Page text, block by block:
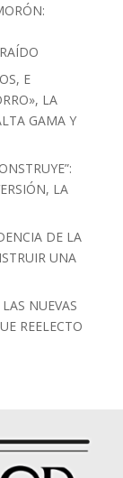
E
LA
GAMA Y
LA
DE LA
UNA
NUEVAS
REELECTO